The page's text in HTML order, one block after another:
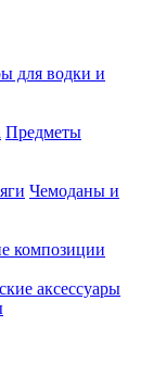
для водки и
Предметы
Чемоданы и
композиции
аксессуары